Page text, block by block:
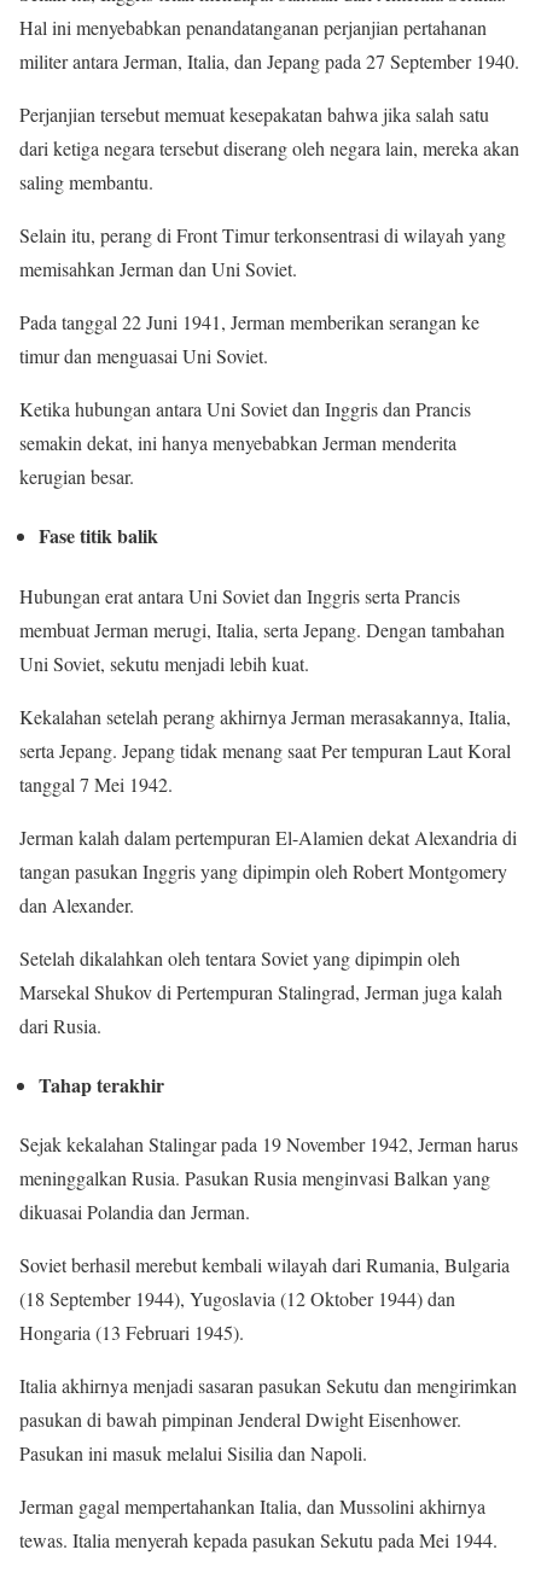
Hal ini menyebabkan penandatanganan perjanjian pertahanan
militer antara Jerman, Italia, dan Jepang pada 27 September 1940.
Perjanjian tersebut memuat kesepakatan bahwa jika salah satu
dari ketiga negara tersebut diserang oleh negara lain, mereka akan
saling membantu.
Selain itu, perang di Front Timur terkonsentrasi di wilayah yang
memisahkan Jerman dan Uni Soviet.
Pada tanggal 22 Juni 1941, Jerman memberikan serangan ke
timur dan menguasai Uni Soviet.
Ketika hubungan antara Uni Soviet dan Inggris dan Prancis
semakin dekat, ini hanya menyebabkan Jerman menderita
kerugian besar.
Fase titik balik
Hubungan erat antara Uni Soviet dan Inggris serta Prancis
membuat Jerman merugi, Italia, serta Jepang. Dengan tambahan
Uni Soviet, sekutu menjadi lebih kuat.
Kekalahan setelah perang akhirnya Jerman merasakannya, Italia,
serta Jepang. Jepang tidak menang saat Per tempuran Laut Koral
tanggal 7 Mei 1942.
Jerman kalah dalam pertempuran El-Alamien dekat Alexandria di
tangan pasukan Inggris yang dipimpin oleh Robert Montgomery
dan Alexander.
Setelah dikalahkan oleh tentara Soviet yang dipimpin oleh
Marsekal Shukov di Pertempuran Stalingrad, Jerman juga kalah
dari Rusia.
Tahap terakhir
Sejak kekalahan Stalingar pada 19 November 1942, Jerman harus
meninggalkan Rusia. Pasukan Rusia menginvasi Balkan yang
dikuasai Polandia dan Jerman.
Soviet berhasil merebut kembali wilayah dari Rumania, Bulgaria
(18 September 1944), Yugoslavia (12 Oktober 1944) dan
Hongaria (13 Februari 1945).
Italia akhirnya menjadi sasaran pasukan Sekutu dan mengirimkan
pasukan di bawah pimpinan Jenderal Dwight Eisenhower.
Pasukan ini masuk melalui Sisilia dan Napoli.
Jerman gagal mempertahankan Italia, dan Mussolini akhirnya
tewas. Italia menyerah kepada pasukan Sekutu pada Mei 1944.